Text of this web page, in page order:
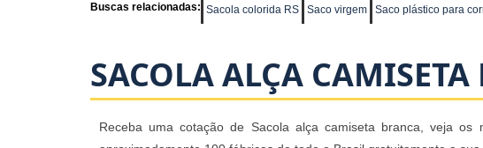
Buscas relacionadas: Sacola colorida RS Saco virgem Saco plástico para
SACOLA ALÇA
Receba uma cotação de Sacola alça camiseta branca, veja os